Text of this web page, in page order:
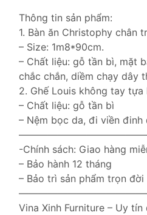
Thông tin sản phẩm:
1. Bàn ăn Christophy chân
– Size: 1m8*90cm.
– Chất liệu: gỗ tần bì, mặt
chắc chắn, diềm chạy dây
2. Ghế Louis không tay
– Chất liệu: gỗ tần bì
– Nệm bọc da, đi viền đinh
-Chính sách: Giao hàng
– Bảo hành 12 tháng
– Bảo trì sản phẩm trọn đời
Vina Xinh Furniture – Uy